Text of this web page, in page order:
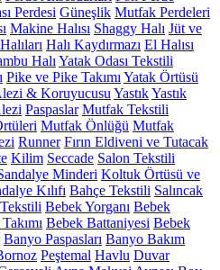
Perdesi Güneşlik Mutfak Perdeleri
Makine Halısı Shaggy Halı Jüt ve
Halı Kaydırmazı El Halısı
Halı Yatak Odası Tekstili
Pike ve Pike Takımı Yatak Örtüsü
& Koruyucusu YastıkYastık
Paspaslar Mutfak Tekstili
Mutfak Önlüğü Mutfak
Runner Fırın Eldiveni ve Tutacak
Kilim Seccade Salon Tekstili
Minderi Koltuk Örtüsü ve
Kılıfı Bahçe Tekstili Salıncak
Bebek Yorganı Bebek
Bebek Battaniyesi Bebek
Banyo Paspasları Banyo Bakım
Peştemal Havlu Duvar